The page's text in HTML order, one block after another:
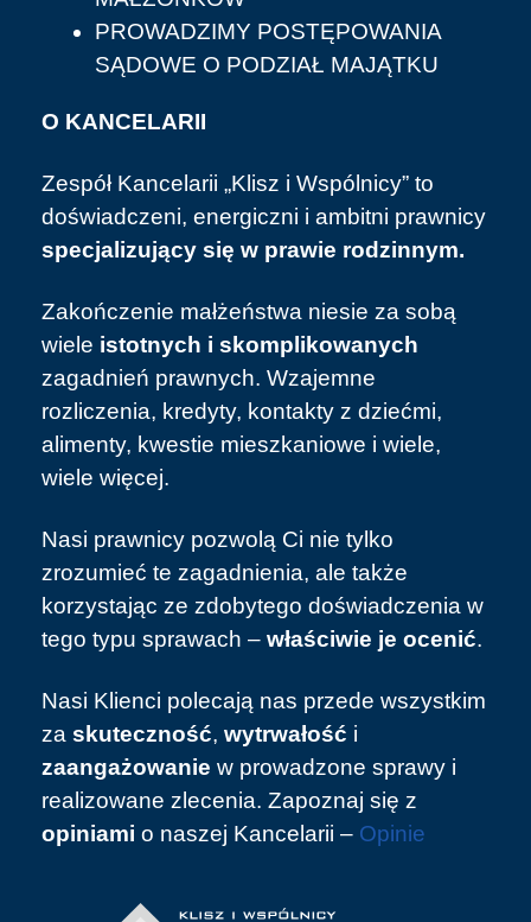
O KANCELARII
Zespół Kancelarii „Klisz i Wspólnicy” to
doświadczeni, energiczni i ambitni prawnicy
specjalizujący się w prawie rodzinnym.
Zakończenie małżeństwa niesie za sobą
wiele istotnych i skomplikowanych
zagadnień prawnych. Wzajemne
rozliczenia, kredyty, kontakty z dziećmi,
alimenty, kwestie mieszkaniowe i wiele,
wiele więcej.
Nasi prawnicy pozwolą Ci nie tylko
zrozumieć te zagadnienia, ale także
korzystając ze zdobytego doświadczenia w
tego typu sprawach – właściwie je ocenić.
Nasi Klienci polecają nas przede wszystkim
za skuteczność, wytrwałość i
zaangażowanie w prowadzone sprawy i
realizowane zlecenia. Zapoznaj się z
opiniami o naszej Kancelarii – Opinie
PROWADZIMY POSTĘPOWANIA
SĄDOWE O PODZIAŁ MAJĄTKU